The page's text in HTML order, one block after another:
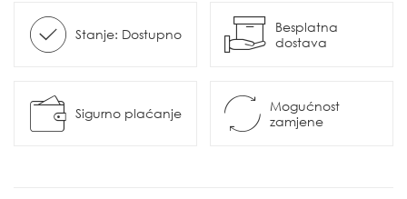
Stanje: Dostupno
Besplatna
dostava
Sigurno plaćanje
Mogućnost
zamjene